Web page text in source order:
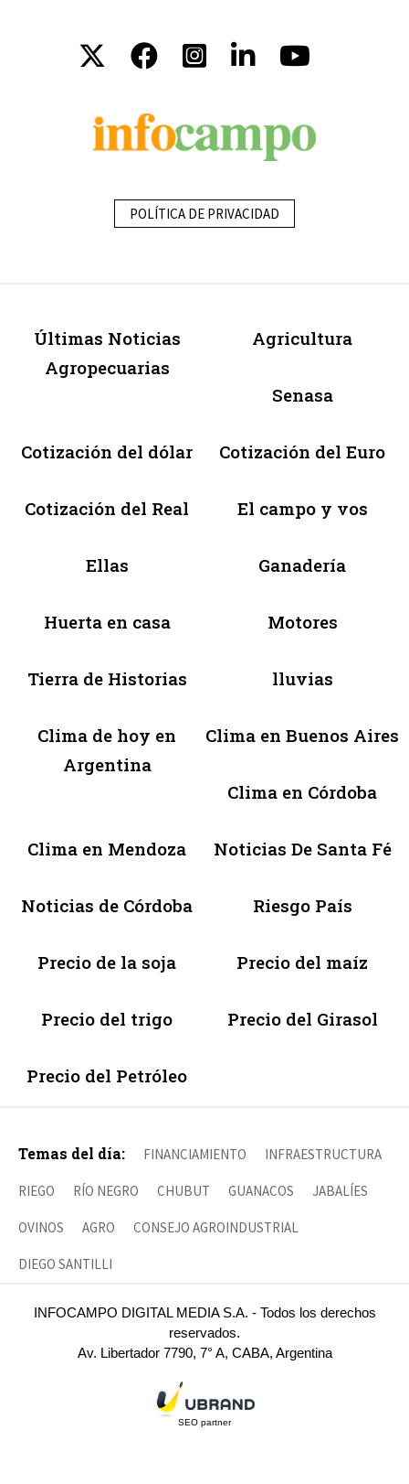
POLÍTICA DE PRIVACIDAD
Últimas Noticias
Agropecuarias
Agricultura
Senasa
Cotización del dólar Cotización del Euro
Cotización del Real El campo y vos
Ellas Ganadería
Huerta en casa Motores
Tierra de Historias lluvias
Clima de hoy en
Argentina
Clima en Buenos Aires
Clima en Córdoba
Clima en Mendoza Noticias De Santa Fé
Noticias de Córdoba Riesgo País
Precio de la soja Precio del maíz
Precio del trigo Precio del Girasol
Precio del Petróleo
Temas del día: FINANCIAMIENTO INFRAESTRUCTURA
RIEGO RÍO NEGRO CHUBUT GUANACOS JABALÍES
OVINOS AGRO CONSEJO AGROINDUSTRIAL
DIEGO SANTILLI
INFOCAMPO DIGITAL MEDIA S.A. - Todos los derechos
reservados.
Av. Libertador 7790, 7° A, CABA, Argentina
SEO partner